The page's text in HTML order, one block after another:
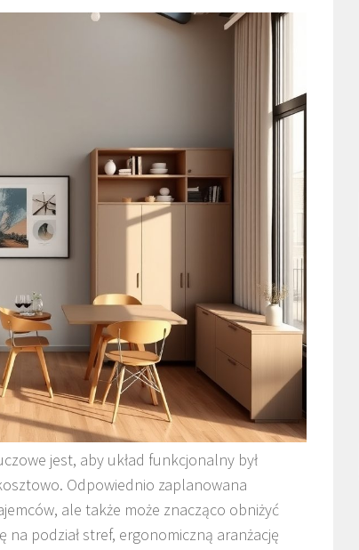
jest, aby układ funkcjonalny był
Odpowiednio zaplanowana
ale także może znacząco obniżyć
podział stref, ergonomiczną aranżację